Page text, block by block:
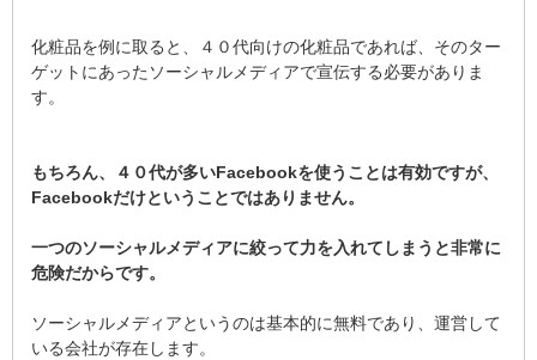
化粧品を例に取ると、４０代向けの化粧品であれば、そのター
ゲットにあったソーシャルメディアで宣伝する必要がありま
す。
もちろん、４０代が多いFacebookを使うことは有効ですが、
Facebookだけということではありません。
一つのソーシャルメディアに絞って力を入れてしまうと非常に
危険だからです。
ソーシャルメディアというのは基本的に無料であり、運営して
いる会社が存在します。